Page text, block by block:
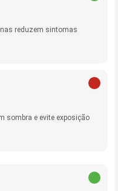
reduzem sintomas
sombra e evite exposição